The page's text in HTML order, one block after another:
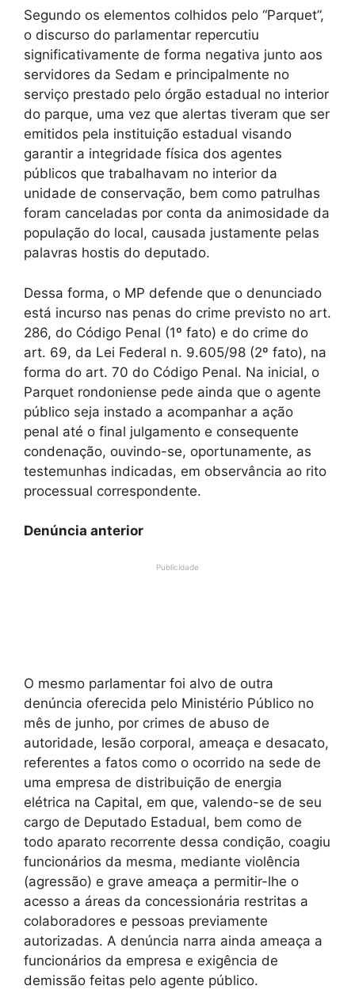
Segundo os elementos colhidos pelo “Parquet”,
o discurso do parlamentar repercutiu
significativamente de forma negativa junto aos
servidores da Sedam e principalmente no
serviço prestado pelo órgão estadual no interior
do parque, uma vez que alertas tiveram que ser
emitidos pela instituição estadual visando
garantir a integridade física dos agentes
públicos que trabalhavam no interior da
unidade de conservação, bem como patrulhas
foram canceladas por conta da animosidade da
população do local, causada justamente pelas
palavras hostis do deputado.
Dessa forma, o MP defende que o denunciado
está incurso nas penas do crime previsto no art.
286, do Código Penal (1º fato) e do crime do
art. 69, da Lei Federal n. 9.605/98 (2º fato), na
forma do art. 70 do Código Penal. Na inicial, o
Parquet rondoniense pede ainda que o agente
público seja instado a acompanhar a ação
penal até o final julgamento e consequente
condenação, ouvindo-se, oportunamente, as
testemunhas indicadas, em observância ao rito
processual correspondente.
Denúncia anterior
Publicidade
O mesmo parlamentar foi alvo de outra
denúncia oferecida pelo Ministério Público no
mês de junho, por crimes de abuso de
autoridade, lesão corporal, ameaça e desacato,
referentes a fatos como o ocorrido na sede de
uma empresa de distribuição de energia
elétrica na Capital, em que, valendo-se de seu
cargo de Deputado Estadual, bem como de
todo aparato recorrente dessa condição, coagiu
funcionários da mesma, mediante violência
(agressão) e grave ameaça a permitir-lhe o
acesso a áreas da concessionária restritas a
colaboradores e pessoas previamente
autorizadas. A denúncia narra ainda ameaça a
funcionários da empresa e exigência de
demissão feitas pelo agente público.